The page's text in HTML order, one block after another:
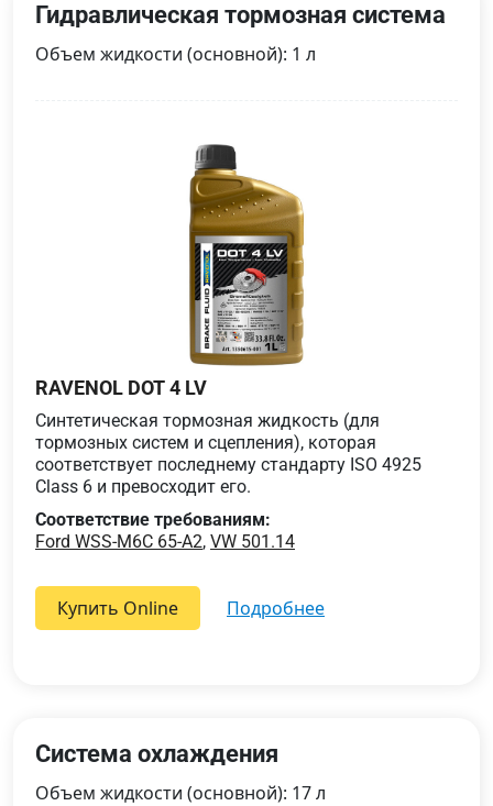
Гидравлическая тормозная система
Объем жидкости (основной): 1 л
RAVENOL DOT 4 LV
Синтетическая тормозная жидкость (для
тормозных систем и сцепления), которая
соответствует последнему стандарту ISO 4925
Class 6 и превосходит его.
Соответствие требованиям:
Ford WSS-M6C 65-A2, VW 501.14
Купить Online подробнее
Система охлаждения
Объем жидкости (основной): 17 л